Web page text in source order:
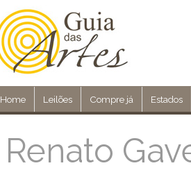
Home Leilões Compre já Estados
Renato